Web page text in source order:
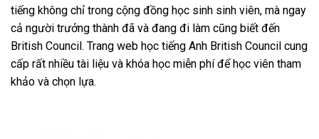
tiếng không chỉ trong cộng đồng học sinh sinh viên, mà ngay
cả người trưởng thành đã và đang đi làm cũng biết đến
British Council. Trang web học tiếng Anh British Council cung
cấp rất nhiều tài liệu và khóa học miễn phí để học viên tham
khảo và chọn lựa.